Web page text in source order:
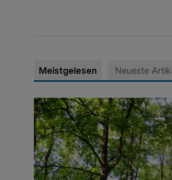
Meistgelesen Neueste
Sommertour durch Naturpark